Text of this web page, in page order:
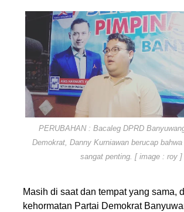
PERUBAHAN : Bacaleg DPRD
Demokrat, Danny Kurniawan berucap
sangat penting. [ image : roy ]
Masih di saat dan tempat yang sama,
kehormatan Partai Demokrat